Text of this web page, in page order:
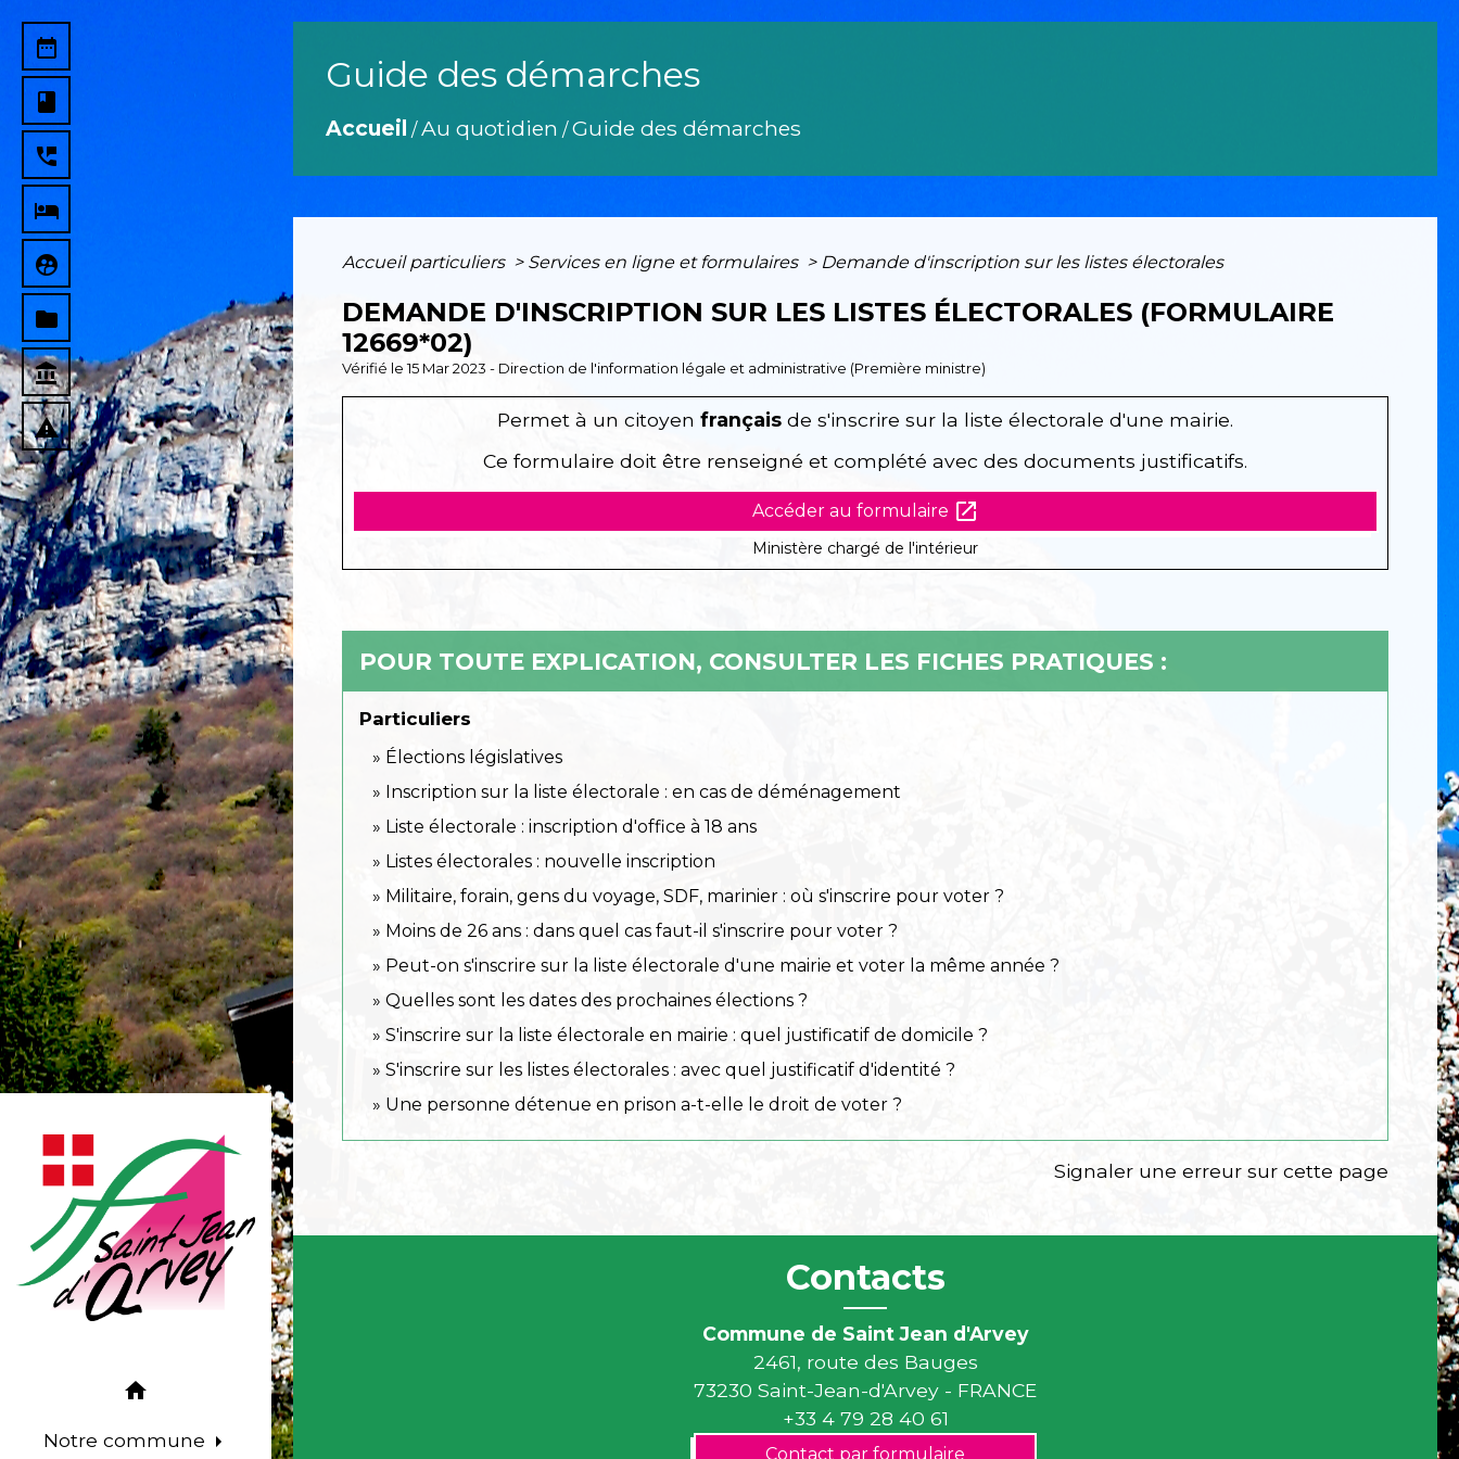
home
Notre commune
Guide des démarches
Accueil /Au quotidien /Guide des démarches
date_range
book
perm_phone_msg
local_hotel
supervised_user_circle
folder
account_balance
report_problem
Accueil particuliers > Services en ligne et formulaires > Demande d'inscription sur les listes électorales
DEMANDE D'INSCRIPTION SUR LES LISTES ÉLECTORALES (FORMULAIRE
12669*02)
Vérifié le 15 Mar 2023 - Direction de l'information légale et administrative (Première ministre)
Permet à un citoyen français de s'inscrire sur la liste électorale d'une mairie.
Ce formulaire doit être renseigné et complété avec des documents justificatifs.
Accéder au formulaire open_in_new
Ministère chargé de l'intérieur
POUR TOUTE EXPLICATION, CONSULTER LES FICHES PRATIQUES :
Particuliers
Élections législatives
Inscription sur la liste électorale : en cas de déménagement
Liste électorale : inscription d'office à 18 ans
Listes électorales : nouvelle inscription
Militaire, forain, gens du voyage, SDF, marinier : où s'inscrire pour voter ?
Moins de 26 ans : dans quel cas faut-il s'inscrire pour voter ?
Peut-on s'inscrire sur la liste électorale d'une mairie et voter la même année ?
Quelles sont les dates des prochaines élections ?
S'inscrire sur la liste électorale en mairie : quel justificatif de domicile ?
S'inscrire sur les listes électorales : avec quel justificatif d'identité ?
Une personne détenue en prison a-t-elle le droit de voter ?
Signaler une erreur sur cette page
Contacts
Commune de Saint Jean d'Arvey
2461, route des Bauges
73230 Saint-Jean-d'Arvey - FRANCE
+33 4 79 28 40 61
Contact par formulaire